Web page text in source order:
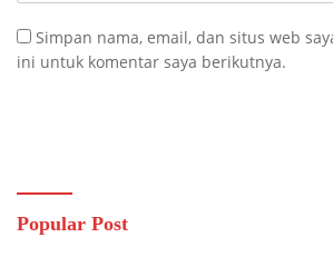
Simpan nama, email, dan situs web
ini untuk komentar saya berikutnya.
Popular Post